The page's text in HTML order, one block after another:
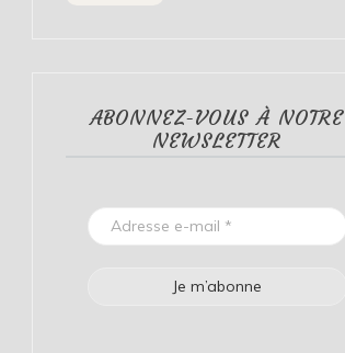
ABONNEZ-VOUS À NOTRE
NEWSLETTER